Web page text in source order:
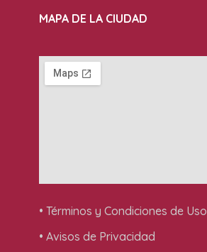
MAPA DE LA CIUDAD
• Términos y Condiciones de Uso
• Avisos de Privacidad